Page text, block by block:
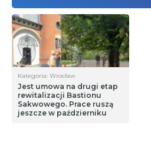
Kategoria: Wrocław
Jest umowa na drugi etap
rewitalizacji Bastionu
Sakwowego. Prace ruszą
jeszcze w październiku